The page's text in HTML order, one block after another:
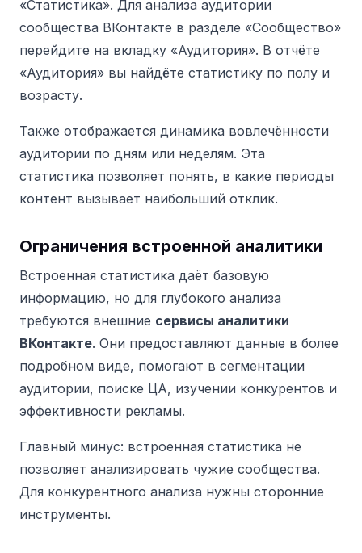
«Статистика». Для анализа аудитории
сообщества ВКонтакте в разделе «Сообщество»
перейдите на вкладку «Аудитория». В отчёте
«Аудитория» вы найдёте статистику по полу и
возрасту.
Также отображается динамика вовлечённости
аудитории по дням или неделям. Эта
статистика позволяет понять, в какие периоды
контент вызывает наибольший отклик.
Ограничения встроенной аналитики
Встроенная статистика даёт базовую
информацию, но для глубокого анализа
требуются внешние сервисы аналитики
ВКонтакте. Они предоставляют данные в более
подробном виде, помогают в сегментации
аудитории, поиске ЦА, изучении конкурентов и
эффективности рекламы.
Главный минус: встроенная статистика не
позволяет анализировать чужие сообщества.
Для конкурентного анализа нужны сторонние
инструменты.